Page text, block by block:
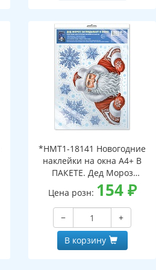
*НМТ1-18141 Новогодние
наклейки на окна А4+ В
ПАКЕТЕ. Дед Мороз
заглядывает в окно (видны
с обеих сторон,
многоразовые, в
индивидуальной упаковке,
с европодвесом и клеевым
клапаном)
Цена розн: 154₽
−
+
В корзину